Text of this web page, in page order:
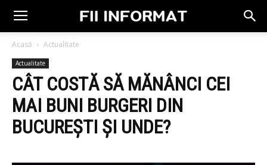
Acasă Actualitate
Actualitate
CÂT COSTĂ SĂ MĂNÂNCI CEI
MAI BUNI BURGERI DIN
BUCUREȘTI ȘI UNDE?